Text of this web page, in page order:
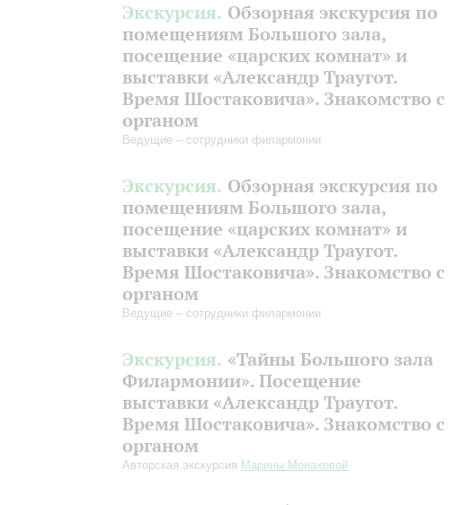
Экскурсия. Обзорная экскурсия по
помещениям Большого зала,
посещение «царских комнат» и
выставки «Александр Траугот.
Время Шостаковича». Знакомство с
органом
Ведущие – сотрудники филармонии
Экскурсия. Обзорная экскурсия по
помещениям Большого зала,
посещение «царских комнат» и
выставки «Александр Траугот.
Время Шостаковича». Знакомство с
органом
Ведущие – сотрудники филармонии
Экскурсия. «Тайны Большого зала
Филармонии». Посещение
выставки «Александр Траугот.
Время Шостаковича». Знакомство с
органом
Авторская экскурсия Марины Монаховой